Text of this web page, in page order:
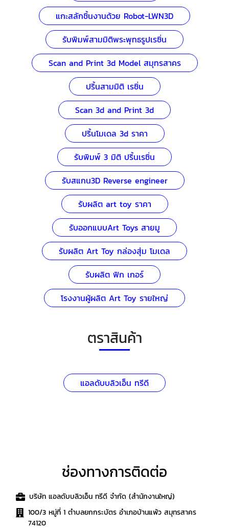
แกะสลักชิ้นงานด้วย Robot-LWN3D
รับพิมพ์สามมิติพระพุทธรูปเรซิ่น
Scan and Print 3d Model สมุทรสาคร
ปริ้นสามมิติ เรซิ่น
Scan 3d and Print 3d
ปริ้นโมเดล 3d ราคา
รับพิมพ์ 3 มิติ ปริ้นเรซิ่น
รับสแกน3D Reverse engineer
รับผลิต art toy ราคา
รับออกแบบArt Toys สายมู
รับผลิต Art Toy กล่องสุ่ม โมเดล
รับผลิต ฟิก เกอร์
โรงงานผู้ผลิต Art Toy รายใหญ่
ตราสินค้า
แอลดับบลิวเอ็น ทรีดี
ช่องทางการติดต่อ
บริษัท แอลดับบลิวเอ็น ทรีดี จำกัด (สำนักงานใหญ่)
100/3 หมู่ที่ 1 ตำบลยกกระบัตร อำเภอบ้านแพ้ว สมุทรสาคร
74120